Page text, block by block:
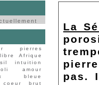
pierres
Afrique
intuition
amour
bleue
coeur
brut
La
pas.